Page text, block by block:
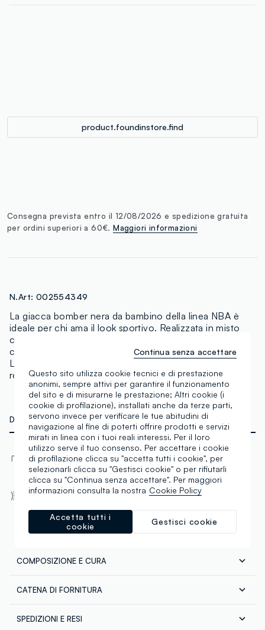
product.foundinstore.find
Consegna prevista entro il 12/08/2026 e spedizione gratuita
per ordini superiori a 60€.Maggiori informazioni
N.Art: 002554349
La giacca bomber nera da bambino della linea NBA è
ideale per chi ama il look sportivo. Realizzata in misto
cotone, garantisce comfort e durabilità. I dettagli a
contrasto sui polsini e sul colletto e le applicazioni dei
Los Angeles Lakers offrono un tocco di originalità,
rendendola perfetta per le giornate fresche.
DETTAGLI TECNICI
Materiale
Cotone
Tessuto
Intrecciato
Vestibilità
COMPOSIZIONE E CURA
Composizione: 80% COTONE,20% POLIESTERE
CATENA DI FORNITURA
JB LICENSES SRL
SPEDIZIONI E RESI
Questo sito utilizza cookie tecnici e di prestazione
anonimi, sempre attivi per garantire il funzionamento
del sito e di misurarne le prestazione; Altri cookie (i
cookie di profilazione), installati anche da terze parti,
servono invece per verificare le tue abitudini di
navigazione al fine di poterti offrire prodotti e servizi
mirati in linea con i tuoi reali interessi. Per il loro
utilizzo serve il tuo consenso. Per accettare i cookie
di profilazione clicca su "accetta tutti i cookie", per
selezionarli clicca su "Gestisci cookie" o per rifiutarli
clicca su "Continua senza accettare". Per maggiori
informazioni consulta la nostra Cookie Policy
Gestisci cookie
Accetta tutti i
cookie
Continua senza accettare